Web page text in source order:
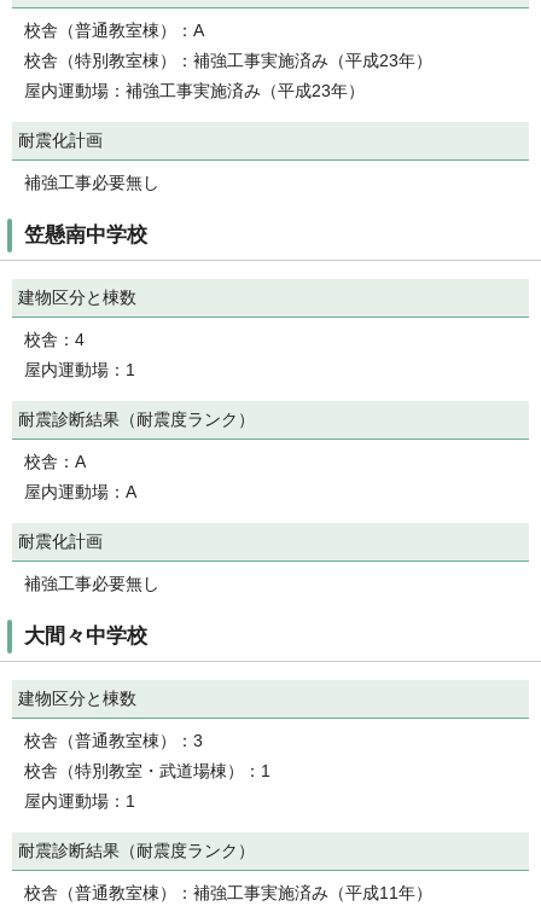
校舎（普通教室棟）：A
校舎（特別教室棟）：補強工事実施済み（平成23年）
屋内運動場：補強工事実施済み（平成23年）
耐震化計画
補強工事必要無し
笠懸南中学校
建物区分と棟数
校舎：4
屋内運動場：1
耐震診断結果（耐震度ランク）
校舎：A
屋内運動場：A
耐震化計画
補強工事必要無し
大間々中学校
建物区分と棟数
校舎（普通教室棟）：3
校舎（特別教室・武道場棟）：1
屋内運動場：1
耐震診断結果（耐震度ランク）
校舎（普通教室棟）：補強工事実施済み（平成11年）